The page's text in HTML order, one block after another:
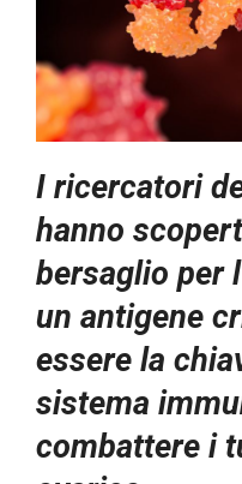
I ricercatori
hanno
bersaglio per
un antigene
essere la
sistema
combattere i